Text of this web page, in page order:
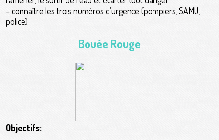
– connaître les trois numéros d’urgence (pompiers, SAMU,
police)
Bouée Rouge
Objectifs: